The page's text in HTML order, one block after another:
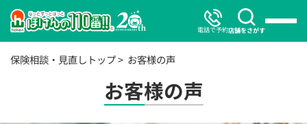
電話で予約店舗をさがす
保険相談・見直しトップ お客様の声
お客様の声